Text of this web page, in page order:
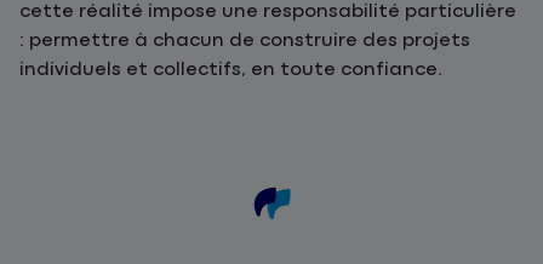
cette réalité impose une responsabilité particulière
: permettre à chacun de construire des projets
individuels et collectifs, en toute confiance.